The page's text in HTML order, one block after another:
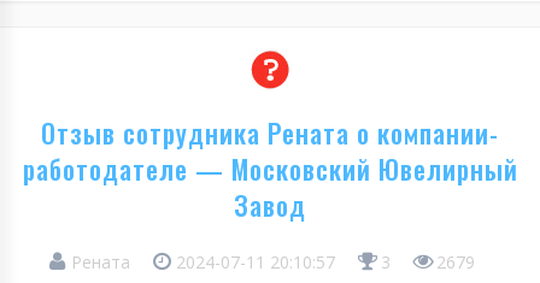
Отзыв сотрудника Рената о компании-
работодателе — Московский Ювелирный
Завод
Рената 2024-07-11 20:10:57 3 2679